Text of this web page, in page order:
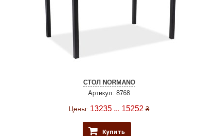
СТОЛ NORMANO
Артикул: 8768
Цены: 13235 ... 15252 ₴
Купить